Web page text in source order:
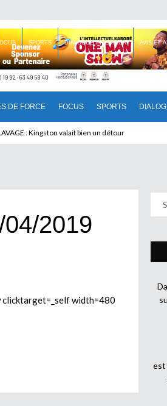
DE FORCE FOCUS SPORTS
SPORTS DIALOGUE INTERIEUR AVIS ET
: Kingston valait bien un détour
?
04/2019
width=480
est